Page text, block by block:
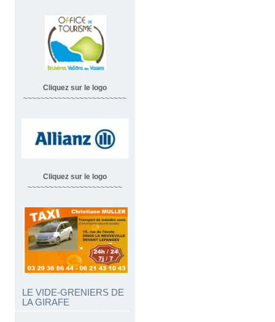
Cliquez sur le logo
~~~~~~~~~~~~~~~~~~~~~~~~
Cliquez sur le logo
~~~~~~~~~~~~~~~~~~~~~~
LE VIDE-GRENIERS DE
LA GIRAFE